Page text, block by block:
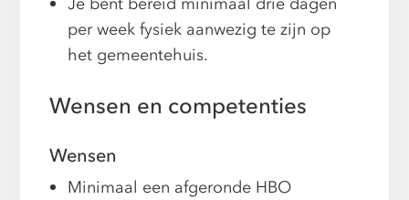
per week fysiek aanwezig te zijn op
het gemeentehuis.
Wensen en competenties
Wensen
Minimaal een afgeronde HBO